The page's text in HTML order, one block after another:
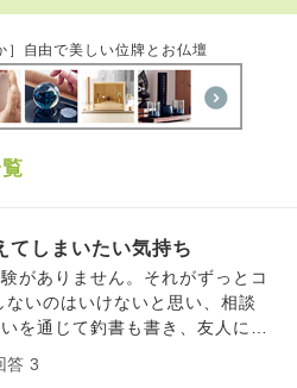
］自由で美しい位牌とお仏壇
てしまいたい気持ち
がありません。それがずっとコ
いのはいけないと思い、相談
を通じて釣書も書き、友人にも
した。自分の外見を磨くために
ンも受けたりしました。しか
答 3